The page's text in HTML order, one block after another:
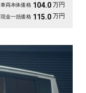
車両本体価格 104.0 万円
現金一括価格 115.0 万円